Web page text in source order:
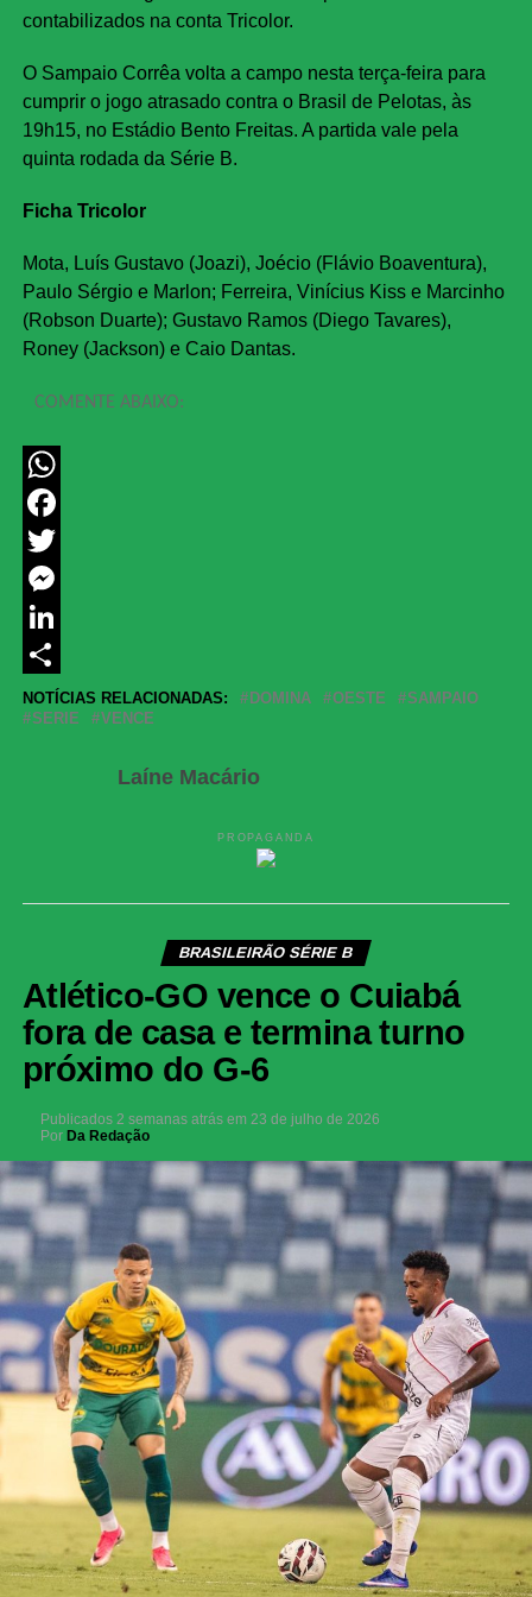
contabilizados na conta Tricolor.
O Sampaio Corrêa volta a campo nesta terça-feira para
cumprir o jogo atrasado contra o Brasil de Pelotas, às
19h15, no Estádio Bento Freitas. A partida vale pela
quinta rodada da Série B.
Ficha Tricolor
Mota, Luís Gustavo (Joazi), Joécio (Flávio Boaventura),
Paulo Sérgio e Marlon; Ferreira, Vinícius Kiss e Marcinho
(Robson Duarte); Gustavo Ramos (Diego Tavares),
Roney (Jackson) e Caio Dantas.
COMENTE ABAIXO:
WhatsApp
Facebook
Twitter
Messenger
LinkedIn
Share
NOTÍCIAS RELACIONADAS: DOMINA OESTE
SAMPAIO
SERIE
VENCE
Laíne Macário
PROPAGANDA
BRASILEIRÃO SÉRIE B
Atlético-GO vence o Cuiabá
fora de casa e termina turno
próximo do G-6
Publicados 2 semanas atrás em 23 de julho de 2026
Por Da Redação